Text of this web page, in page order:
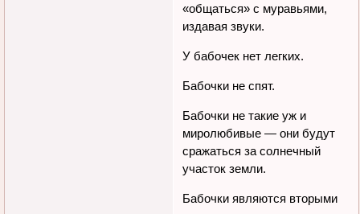
«общаться» с муравьями,
издавая звуки.
У бабочек нет легких.
Бабочки не спят.
Бабочки не такие уж и
миролюбивые — они будут
сражаться за солнечный
участок земли.
Бабочки являются вторыми